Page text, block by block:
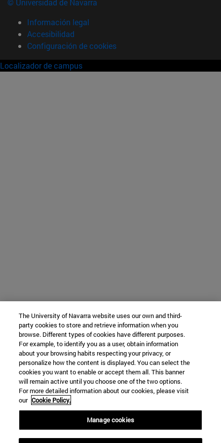
Información legal
Accesibilidad
Configuración de cookies
Localizador de campus
The University of Navarra website uses our own and third-
party cookies to store and retrieve information when you
browse. Different types of cookies have different purposes.
For example, to identify you as a user, obtain information
about your browsing habits respecting your privacy, or
personalize how the content is displayed. You can select the
cookies you want to enable or accept them all. This banner
will remain active until you choose one of the two options.
For more detailed information about our cookies, please visit
our Cookie Policy.
Manage cookies